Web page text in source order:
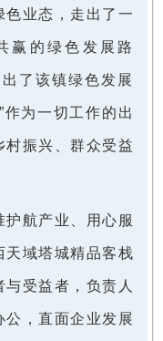
业态，走出了一
赢的绿色发展路
了该镇绿色发展
作为一切工作的出
村振兴、群众受益
航产业、用心服
天域塔城精品客栈
受益者，负责人
，直面企业发展